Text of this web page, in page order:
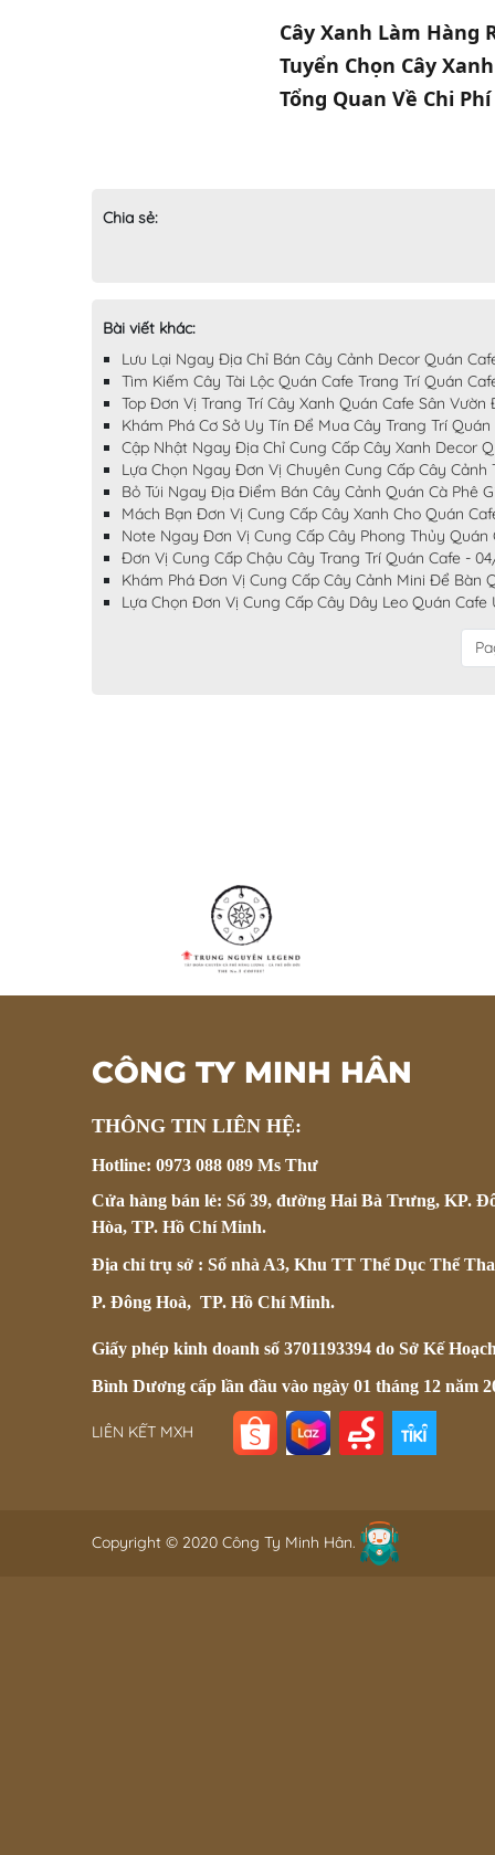
Cây Xanh Làm Hàng
Tuyển Chọn Cây
Tổng Quan Về Chi
Chia sẻ:
Bài viết khác:
Lưu Lại Ngay Địa Chỉ Bán Cây Cảnh Decor Quán
Tìm Kiếm Cây Tài Lộc Quán Cafe Trang Trí Quán
Top Đơn Vị Trang Trí Cây Xanh Quán Cafe Sân
Khám Phá Cơ Sở Uy Tín Để Mua Cây Trang Trí
Cập Nhật Ngay Địa Chỉ Cung Cấp Cây Xanh Decor
Lựa Chọn Ngay Đơn Vị Chuyên Cung Cấp Cây
Bỏ Túi Ngay Địa Điểm Bán Cây Cảnh Quán Cà Phê
Mách Bạn Đơn Vị Cung Cấp Cây Xanh Cho Quán
Note Ngay Đơn Vị Cung Cấp Cây Phong Thủy
Đơn Vị Cung Cấp Chậu Cây Trang Trí Quán Cafe -
Khám Phá Đơn Vị Cung Cấp Cây Cảnh Mini Để Bàn
Lựa Chọn Đơn Vị Cung Cấp Cây Dây Leo Quán
CÔNG TY MINH HÂN
THÔNG TIN LIÊN HỆ:
Hotline: 0973 088 089 Ms Thư
Cửa hàng bán lẻ: Số 39, đường Hai Bà Trưng, KP.
Hòa, TP. Hồ Chí Minh.
Địa chỉ trụ sở : Số nhà A3, Khu TT Thể Dục Thể
P. Đông Hoà, TP. Hồ Chí Minh.
Giấy phép kinh doanh số 3701193394 do Sở Kế
Bình Dương cấp lần đầu vào ngày 01 tháng 12 năm
LIÊN KẾT MXH
Copyright © 2020 Công Ty Minh Hân.